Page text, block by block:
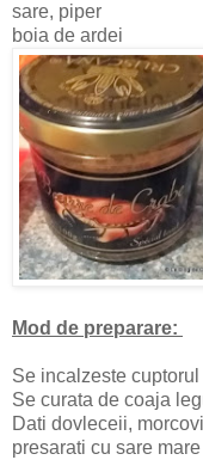
sare, piper
boia de ardei
Mod de preparare:
Se incalzeste cuptorul
Se curata de coaja
Dati dovleceii,
presarati cu sare